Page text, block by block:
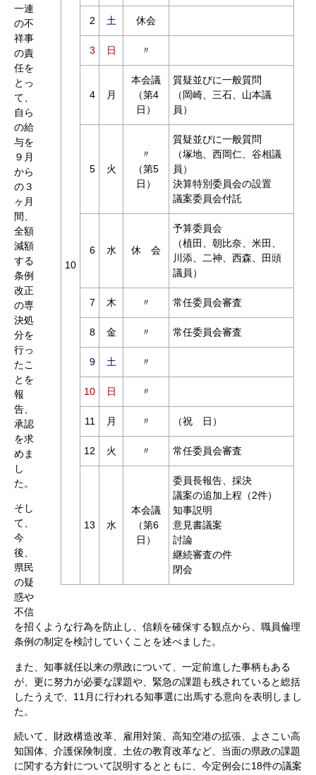
10
2 土 休会
3 日 〃
4 月
本会議
（第4
日）
質疑並びに一般質問
（岡崎、三石、山本議
員）
5 火
〃
（第5
日）
質疑並びに一般質問
（塚地、西岡仁、谷相議
員）
決算特別委員会の設置
議案委員会付託
6 水 休 会
予算委員会
（植田、朝比奈、米田、
川添、二神、西森、田頭
議員）
7 木 〃 常任委員会審査
8 金 〃 常任委員会審査
9 土 〃
10 日 〃
11 月 〃 （祝 日）
12 火 〃 常任委員会審査
13 水
本会議
（第6
日）
委員長報告、採決
議案の追加上程（2件）
知事説明
意見書議案
討論
継続審査の件
閉会
一連
の不
祥事
の責
任を
とっ
て、
自ら
の給
与を
９月
から
の３
ヶ月
間、
全額
減額
する
条例
改正
の専
決処
分を
行っ
たこ
とを
報
告、
承認
を求
めま
し
た。
そし
て、
今
後、
県民
の疑
惑や
不信
を招くような行為を防止し、信頼を確保する観点から、職員倫理
条例の制定を検討していくことを述べました。
また、知事就任以来の県政について、一定前進した事柄もある
が、更に努力が必要な課題や、緊急の課題も残されていると総括
したうえで、11月に行われる知事選に出馬する意向を表明しまし
た。
続いて、財政構造改革、雇用対策、高知空港の拡張、よさこい高
知国体、介護保険制度、土佐の教育改革など、当面の県政の課題
に関する方針について説明するとともに、今定例会に18件の議案